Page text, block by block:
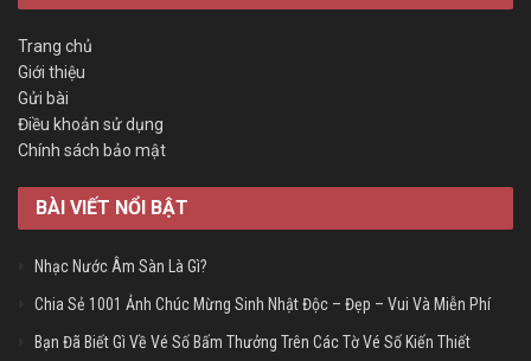
Trang chủ
Giới thiệu
Gửi bài
Điều khoản sử dụng
Chính sách bảo mật
BÀI VIẾT NỔI BẬT
Nhạc Nước Âm Sàn Là Gì?
Chia Sẻ 1001 Ảnh Chúc Mừng Sinh Nhật Độc – Đẹp – Vui Và Miễn Phí
Bạn Đã Biết Gì Về Vé Số Bấm Thưởng Trên Các Tờ Vé Số Kiến Thiết